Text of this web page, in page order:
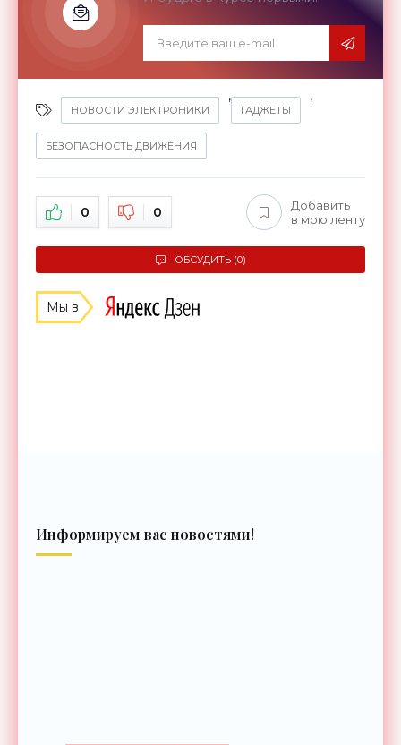
НОВОСТИ ЭЛЕКТРОНИКИ
,
ГАДЖЕТЫ
,
БЕЗОПАСНОСТЬ ДВИЖЕНИЯ
0 0
Добавить
в мою ленту
ОБСУДИТЬ (0)
Мы в
Информируем вас новостями!